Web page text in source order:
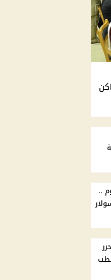
2026 وأماكن
..
والسولار